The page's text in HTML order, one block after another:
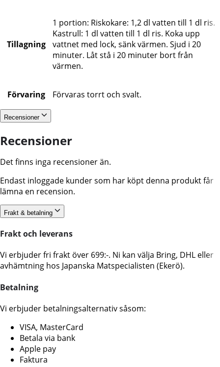
Tillagning
1 portion: Riskokare: 1,2 dl vatten till 1 dl ris.
Kastrull: 1 dl vatten till 1 dl ris. Koka upp
vattnet med lock, sänk värmen. Sjud i 20
minuter. Låt stå i 20 minuter bort från
värmen.
Förvaring Förvaras torrt och svalt.
Recensioner
Recensioner
Det finns inga recensioner än.
Endast inloggade kunder som har köpt denna produkt får
lämna en recension.
Frakt & betalning
Frakt och leverans
Vi erbjuder fri frakt över 699:-. Ni kan välja Bring, DHL eller
avhämtning hos Japanska Matspecialisten (Ekerö).
Betalning
Vi erbjuder betalningsalternativ såsom:
VISA, MasterCard
Betala via bank
Apple pay
Faktura